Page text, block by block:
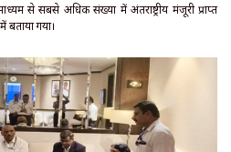
से सबसे अधिक संख्या में अंतर्राष्ट्रीय मंजूरी प्राप्त
गया।